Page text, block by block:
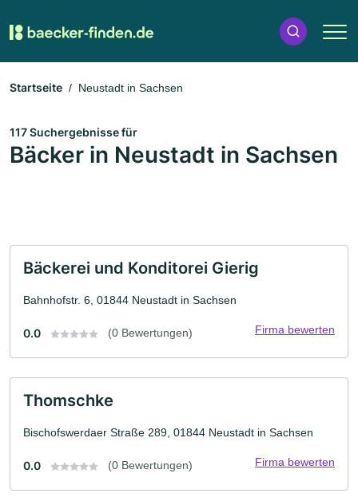
Startseite Neustadt in Sachsen
117 Suchergebnisse für
Bäcker in Neustadt in Sachsen
Bäckerei und Konditorei Gierig
Bahnhofstr. 6, 01844 Neustadt in Sachsen
0.0 (0 Bewertungen) Firma bewerten
Thomschke
Bischofswerdaer Straße 289, 01844 Neustadt in Sachsen
0.0 (0 Bewertungen) Firma bewerten